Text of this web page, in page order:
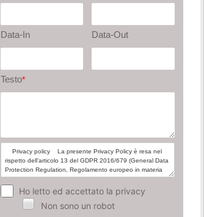
Data-In Data-Out
Testo*
Ho letto ed accettato la privacy
Non sono un robot